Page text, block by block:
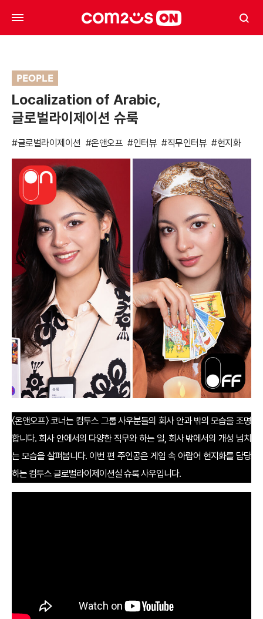
PEOPLE
Localization of Arabic,
글로벌라이제이션 슈룩
#글로벌라이제이션 #온앤오프 #인터뷰 #직무인터뷰 #현지화
〈온앤오프〉 코너는 컴투스 그룹 사우분들의 회사 안과 밖의 모습을 조명
합니다. 회사 안에서의 다양한 직무와 하는 일, 회사 밖에서의 개성 넘치
는 모습을 살펴봅니다. 이번 편 주인공은 게임 속 아랍어 현지화를 담당
하는 컴투스 글로벌라이제이션실 슈룩 사우입니다.